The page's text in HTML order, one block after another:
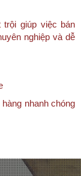
giúp việc bán
nghiệp và dễ
nhanh chóng